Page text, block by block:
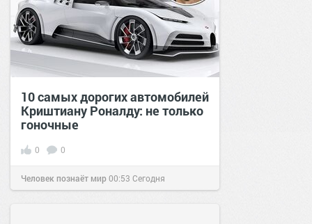
10 самых дорогих автомобилей
Криштиану Роналду: не только
гоночные
0 0
Человек познаёт мир00:53 Сегодня